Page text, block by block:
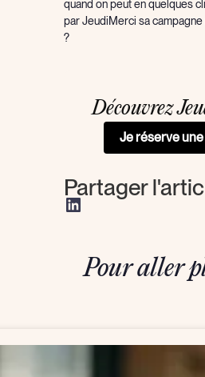
quand on peut en quelques
par JeudiMerci sa
?
Découvrez
Je réserve
Partager
Pour aller